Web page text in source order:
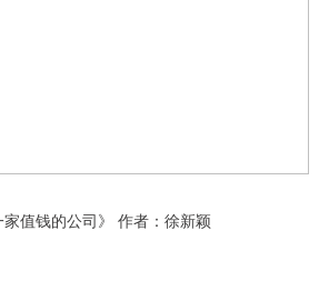
家值钱的公司》 作者：徐新颖